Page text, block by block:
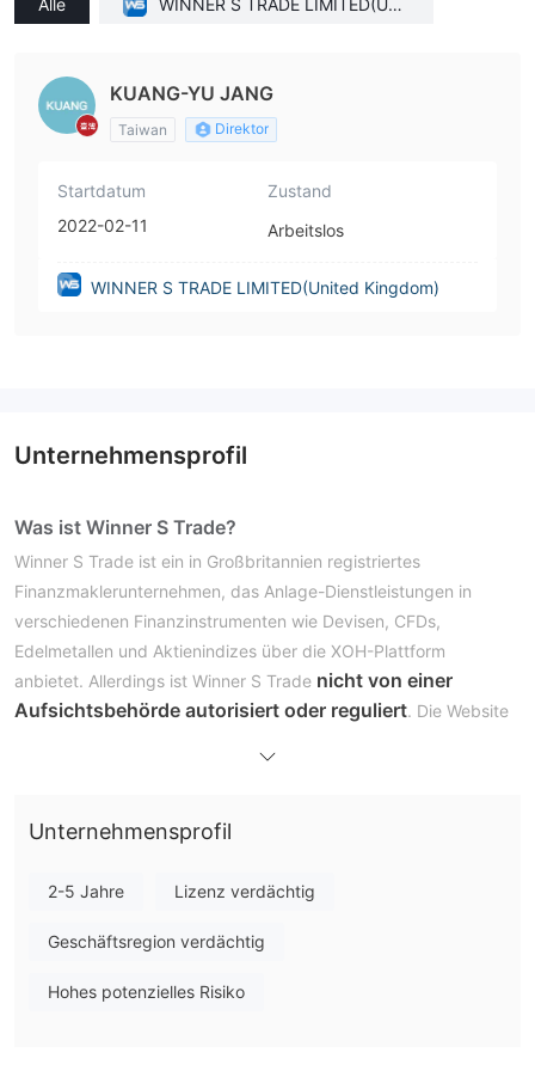
Alle
WINNER S TRADE LIMITED(Unit
KUANG-YU JANG
Taiwan Direktor
Startdatum
2022-02-11
Zustand
Arbeitslos
WINNER S TRADE LIMITED(United Kingdom)
Unternehmensprofil
Was ist Winner S Trade?
Winner S Trade ist ein in Großbritannien registriertes
Finanzmaklerunternehmen, das Anlage-Dienstleistungen in
verschiedenen Finanzinstrumenten wie Devisen, CFDs,
Edelmetallen und Aktienindizes über die XOH-Plattform
anbietet. Allerdings ist Winner S Trade nicht von einer
Aufsichtsbehörde autorisiert oder reguliert. Die Website
Vor- und Nachteile
Investoren beunruhigen sollten. Die Tatsache, dass sie
National Futures Association (NFA)
Unternehmensprofil
2-5 Jahre Lizenz verdächtig
Geschäftsregion verdächtig
Hohes potenzielles Risiko